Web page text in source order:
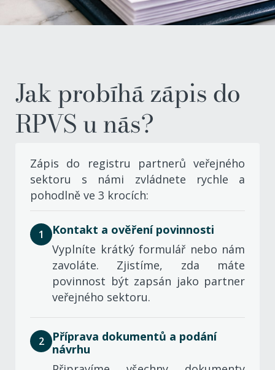
Jak probíhá zápis do
RPVS u nás?
Zápis do registru partnerů veřejného
sektoru s námi zvládnete rychle a
pohodlně ve 3 krocích:
1
Kontakt a ověření povinnosti
Vyplníte krátký formulář nebo nám
zavoláte. Zjistíme, zda máte
povinnost být zapsán jako partner
veřejného sektoru.
2
Příprava dokumentů a podání
návrhu